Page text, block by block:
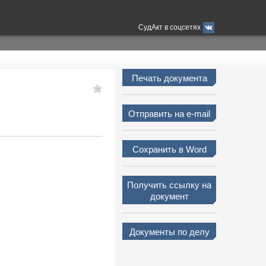
СудАкт в соцсетях
Печать документа
Отправить на e-mail
Сохранить в Word
Получить ссылку на
документ
Документы по делу